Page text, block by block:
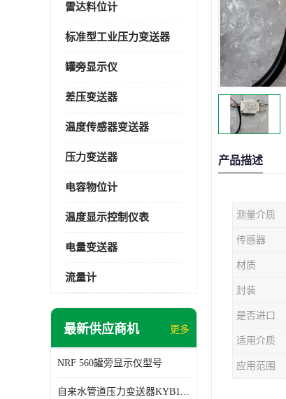
雷达料位计
标准型工业压力变送器
罐旁显示仪
差压变送器
温度传感器变送器
压力变送器
电容物位计
温度显示控制仪表
电量变送器
流量计
最新供应商机 更多
NRF 560罐旁显示仪型号
自来水管道压力变送器KYB11G03M2型号 使用方便
产品描述
测量介质
传感器
材质
封装
是否进口
适用介质
应用范围